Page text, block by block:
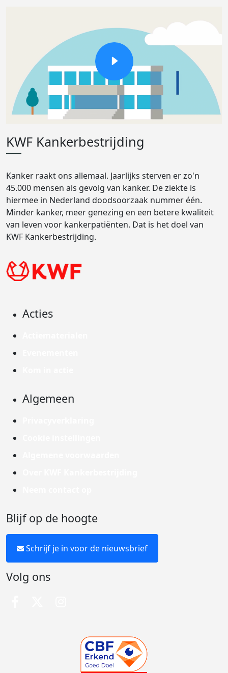
KWF Kankerbestrijding
Kanker raakt ons allemaal. Jaarlijks sterven er zo'n
45.000 mensen als gevolg van kanker. De ziekte is
hiermee in Nederland doodsoorzaak nummer één.
Minder kanker, meer genezing en een betere kwaliteit
van leven voor kankerpatiënten. Dat is het doel van
KWF Kankerbestrijding.
Acties
Algemeen
Blijf op de hoogte
Schrijf je in voor de nieuwsbrief
Volg ons